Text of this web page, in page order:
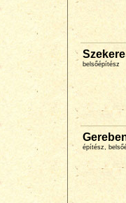
belsőépítész
építész,